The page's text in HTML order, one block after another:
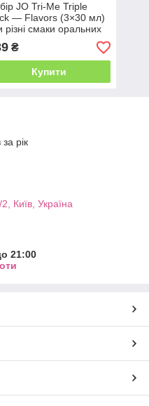
JO Tri-Me Triple
— Flavors (3×30 мл)
різні смаки оральних
₴
Купити
рік
Київ, Україна
21:00